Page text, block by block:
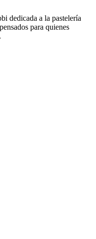
dedicada a la pastelería
para quienes